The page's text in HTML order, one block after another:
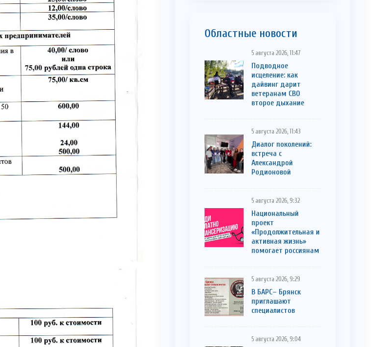
Областные новости
5 августа 2026, 11:47
Подводное
исцеление: как
дайвинг дарит
ветеранам СВО
второе дыхание
5 августа 2026, 11:43
Диалог поколений:
встреча с
Александрой
Родионовой
5 августа 2026, 9:32
Национальный
проект
«Продолжительная и
активная жизнь»
помогает россиянам
5 августа 2026, 9:29
В БАРС– Брянcк
приглaшают
cпециaлистoв
5 августа 2026, 9:04